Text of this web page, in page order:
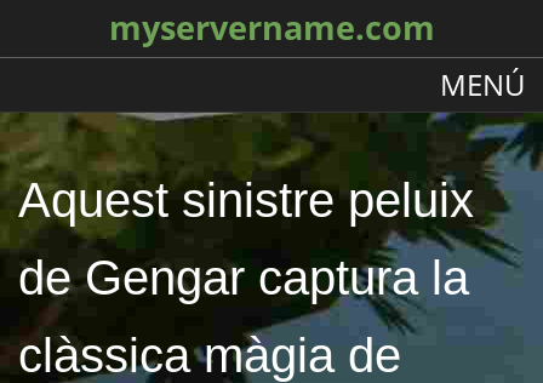
myservername.com
MENÚ
Aquest sinistre peluix
de Gengar captura la
clàssica màgia de